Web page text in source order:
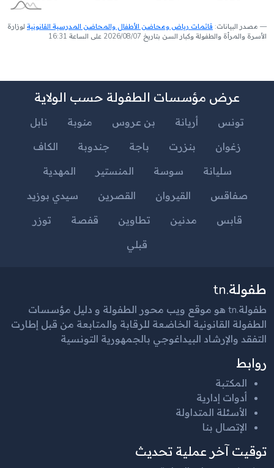
مصدر البيانات: قائمات رياض ومحاضن الأطفال والمحاضن المدرسية القانونية لوزارة
الأسرة والمرأة والطفولة وكبار السن بتاريخ 2026/08/07 على الساعة 16:31
عرض مؤسسات الطفولة حسب الولاية
تونس أريانة بن عروس منوبة
نابل
زغوان
بنزرت باجة جندوبة
الكاف
سليانة
سوسة المنستير
المهدية
صفاقس
القيروان القصرين
سيدي بوزيد
قابس
مدنين تطاوين قفصة
توزر
قبلي
طفولة.tn
طفولة.tn هو موقع ويب محور الطفولة و دليل مؤسسات
الطفولة القانونية الخاضعة للرقابة والمتابعة من قبل إطارت
التفقد والإرشاد البيداغوجي بالجمهورية التونسية
روابط
المكتبة
أدوات إدارية
الأسئلة المتداولة
الإتصال بنا
توقيت آخر عملية تحديث